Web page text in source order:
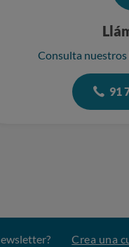
Consulta
91
Crea una